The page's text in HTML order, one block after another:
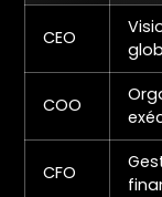
CEO
COO
CFO